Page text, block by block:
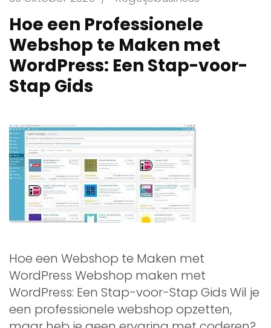
Hoe een Professionele
Webshop te Maken met
WordPress: Een Stap-voor-
Stap Gids
Hoe een Webshop te Maken met
WordPress Webshop maken met
WordPress: Een Stap-voor-Stap Gids Wil je
een professionele webshop opzetten,